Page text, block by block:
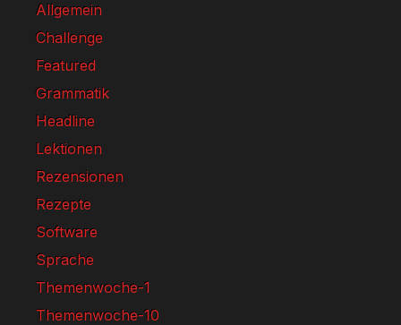
Allgemein
Challenge
Featured
Grammatik
Headline
Lektionen
Rezensionen
Rezepte
Software
Sprache
Themenwoche-1
Themenwoche-10